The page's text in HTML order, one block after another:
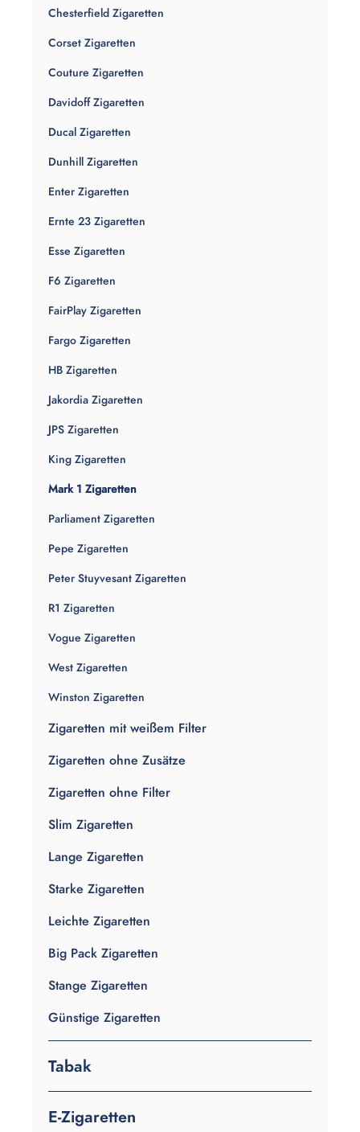
Chesterfield Zigaretten
Corset Zigaretten
Couture Zigaretten
Davidoff Zigaretten
Ducal Zigaretten
Dunhill Zigaretten
Enter Zigaretten
Ernte 23 Zigaretten
Esse Zigaretten
F6 Zigaretten
FairPlay Zigaretten
Fargo Zigaretten
HB Zigaretten
Jakordia Zigaretten
JPS Zigaretten
King Zigaretten
Mark 1 Zigaretten
Parliament Zigaretten
Pepe Zigaretten
Peter Stuyvesant Zigaretten
R1 Zigaretten
Vogue Zigaretten
West Zigaretten
Winston Zigaretten
Zigaretten mit weißem Filter
Zigaretten ohne Zusätze
Zigaretten ohne Filter
Slim Zigaretten
Lange Zigaretten
Starke Zigaretten
Leichte Zigaretten
Big Pack Zigaretten
Stange Zigaretten
Günstige Zigaretten
Tabak
E-Zigaretten